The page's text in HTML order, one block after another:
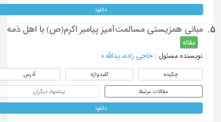
دانلود
5. مبانی همزیستی مسالمت‌آمیز پیامبر اکرم(ص) با اهل ذمه
مقاله
نویسنده مسئول : حاجی زاده، یدالله؛
چکیده کلیدواژه آدرس
مقالات مرتبط پیشنهاد دیگران
دانلود